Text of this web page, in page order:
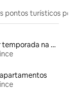
pontos turísticos
Aluguéis por temporada na orla